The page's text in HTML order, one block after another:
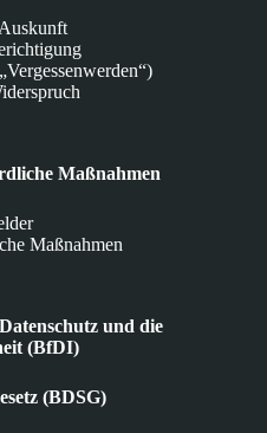
Maßnahmen
Maßnahmen
und die
(BfDI)
(BDSG)